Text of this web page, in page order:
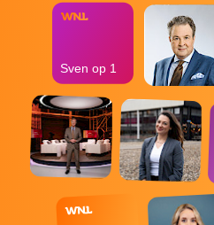
Sven op 1